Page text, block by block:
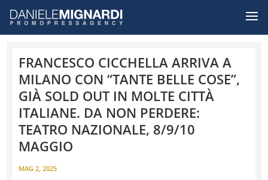
FRANCESCO CICCHELLA ARRIVA A
MILANO CON “TANTE BELLE COSE”,
GIÀ SOLD OUT IN MOLTE CITTÀ
ITALIANE. DA NON PERDERE:
TEATRO NAZIONALE, 8/9/10
MAGGIO
MAG 2, 2025